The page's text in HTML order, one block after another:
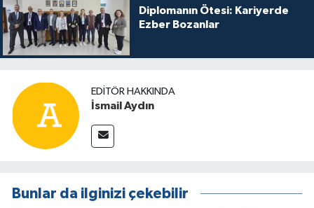
Diplomanın Ötesi: Kariyerde
Ezber Bozanlar
EDITÖR HAKKINDA
İsmail Aydın
Bunlar da ilginizi çekebilir